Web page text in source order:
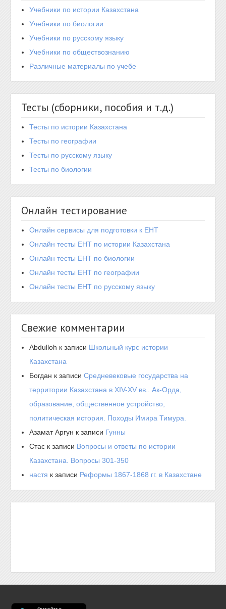
Учебники по истории Казахстана
Учебники по биологии
Учебники по русскому языку
Учебники по обществознанию
Различные материалы по учебе
Тесты (сборники, пособия и т.д.)
Тесты по истории Казахстана
Тесты по географии
Тесты по русскому языку
Тесты по биологии
Онлайн тестирование
Онлайн сервисы для подготовки к ЕНТ
Онлайн тесты ЕНТ по истории Казахстана
Онлайн тесты ЕНТ по биологии
Онлайн тесты ЕНТ по географии
Онлайн тесты ЕНТ по русскому языку
Свежие комментарии
Abdulloh к записи Школьный курс истории
Казахстана
Богдан к записиСредневековые государства на
территории Казахстана в XIV-XV вв.. Ак-Орда,
образование, общественное устройство,
политическая история. Походы Имира Тимура.
Азамат Аргун к записи Гунны
Стас к записи Вопросы и ответы по истории
Казахстана. Вопросы 301-350
настя к записи Реформы 1867-1868 гг. в Казахстане